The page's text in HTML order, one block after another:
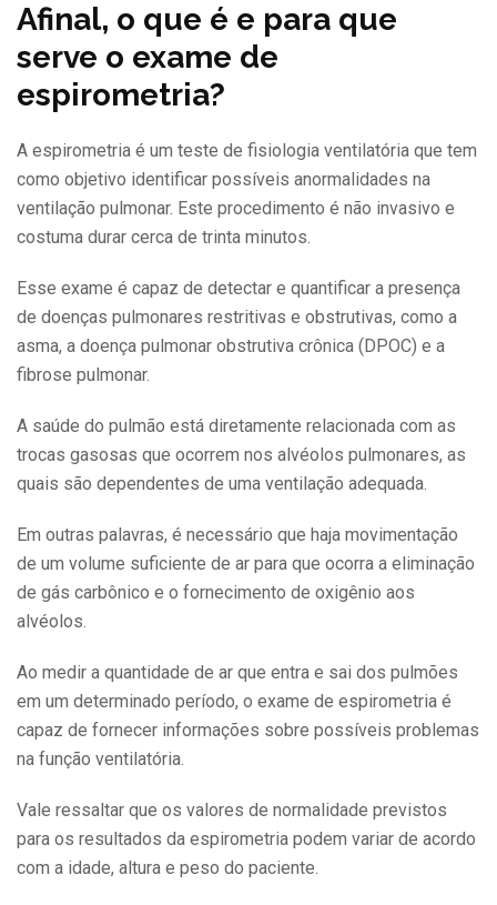
Afinal, o que é e para que
serve o exame de
espirometria?
A espirometria é um teste de fisiologia ventilatória que tem
como objetivo identificar possíveis anormalidades na
ventilação pulmonar. Este procedimento é não invasivo e
costuma durar cerca de trinta minutos.
Esse exame é capaz de detectar e quantificar a presença
de doenças pulmonares restritivas e obstrutivas, como a
asma, a doença pulmonar obstrutiva crônica (DPOC) e a
fibrose pulmonar.
A saúde do pulmão está diretamente relacionada com as
trocas gasosas que ocorrem nos alvéolos pulmonares, as
quais são dependentes de uma ventilação adequada.
Em outras palavras, é necessário que haja movimentação
de um volume suficiente de ar para que ocorra a eliminação
de gás carbônico e o fornecimento de oxigênio aos
alvéolos.
Ao medir a quantidade de ar que entra e sai dos pulmões
em um determinado período, o exame de espirometria é
capaz de fornecer informações sobre possíveis problemas
na função ventilatória.
Vale ressaltar que os valores de normalidade previstos
para os resultados da espirometria podem variar de acordo
com a idade, altura e peso do paciente.